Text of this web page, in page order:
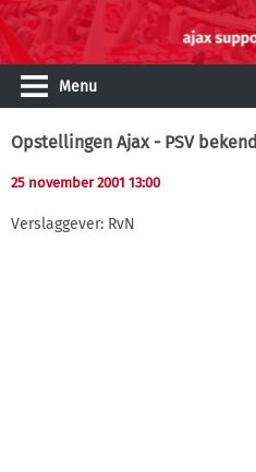
Menu
Opstellingen Ajax - PSV bekend
25 november 2001 13:00
Verslaggever: RvN